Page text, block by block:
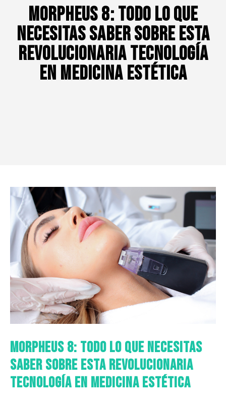
Morpheus 8: Todo lo que
Necesitas Saber sobre Esta
Revolucionaria Tecnología
en Medicina Estética
Morpheus 8: Todo lo que Necesitas
Saber sobre Esta Revolucionaria
Tecnología en Medicina Estética